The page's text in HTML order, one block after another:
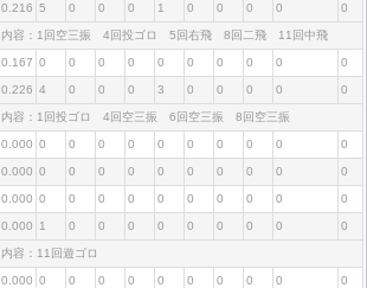
0.216 5 0 0 0 1 0 0 0 0 0
内容：1回空三振 4回投ゴロ 5回右飛 8回二飛 11回中飛
0.167 0 0 0 0 0 0 0 0 0 0
0.226 4 0 0 0 3 0 0 0 0 0
内容：1回投ゴロ 4回空三振 6回空三振 8回空三振
0.000 0 0 0 0 0 0 0 0 0 0
0.000 0 0 0 0 0 0 0 0 0 0
0.000 0 0 0 0 0 0 0 0 0 0
0.000 1 0 0 0 0 0 0 0 0 0
内容：11回遊ゴロ
0.000 0 0 0 0 0 0 0 0 0 0